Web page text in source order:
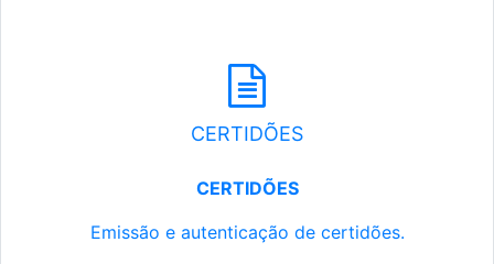
CERTIDÕES
CERTIDÕES
Emissão e autenticação de certidões.